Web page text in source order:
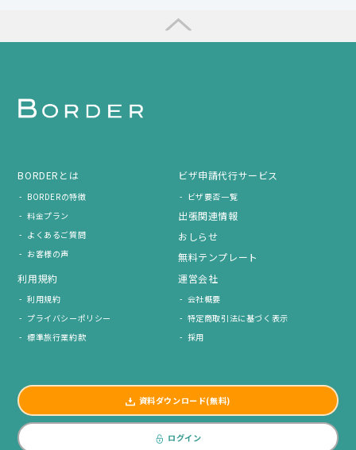
BORDERとは
BORDERの特徴
料金プラン
よくあるご質問
お客様の声
ビザ申請代行サービス
ビザ要否一覧
出張関連情報
おしらせ
無料テンプレート
利用規約
利用規約
プライバシーポリシー
標準旅行業約款
運営会社
会社概要
特定商取引法に基づく表示
採用
資料ダウンロード(無料)
ログイン